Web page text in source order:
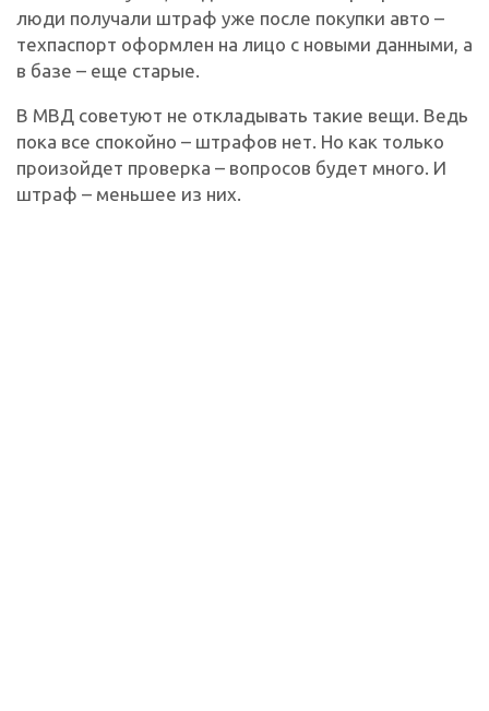
люди получали штраф уже после покупки авто –
техпаспорт оформлен на лицо с новыми данными, а
в базе – еще старые.
В МВД советуют не откладывать такие вещи. Ведь
пока все спокойно – штрафов нет. Но как только
произойдет проверка – вопросов будет много. И
штраф – меньшее из них.